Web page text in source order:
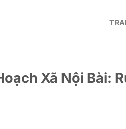
Xã Nội Bài: